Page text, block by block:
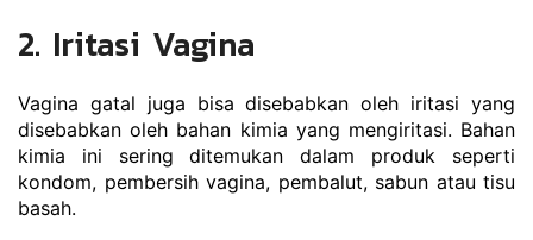
2. Iritasi Vagina
Vagina gatal juga bisa disebabkan oleh iritasi yang
disebabkan oleh bahan kimia yang mengiritasi. Bahan
kimia ini sering ditemukan dalam produk seperti
kondom, pembersih vagina, pembalut, sabun atau tisu
basah.